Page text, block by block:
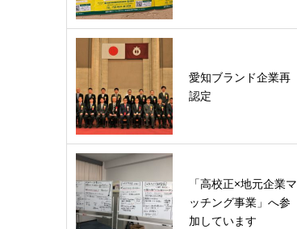
愛知ブランド企業再
認定
「高校正×地元企業マ
ッチング事業」へ参
加しています